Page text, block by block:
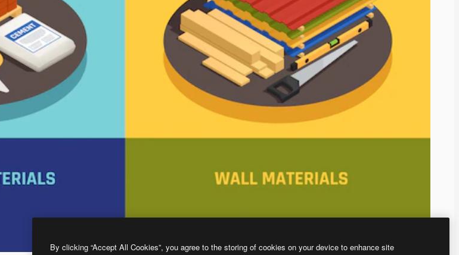
By clicking “Accept All Cookies”, you agree to the storing of cookies on your device to enhance site